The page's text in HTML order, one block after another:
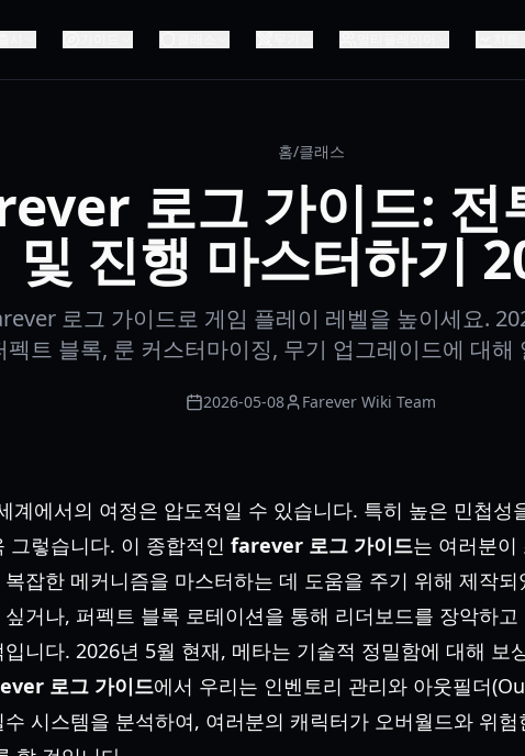
홈/클래스
로그 가이드: 전
및 진행 마스터하기
로그 가이드로 게임 플레이 레벨을 높이세요.
펙트 블록, 룬 커스터마이징, 무기 업그레이드에 대해
2026-05-08 Farever Wiki Team
계에서의 여정은 압도적일 수 있습니다. 특히 높은 민첩성
그렇습니다. 이 종합적인 farever 로그 가이드는 여러분이
잡한 메커니즘을 마스터하는 데 도움을 주기 위해 제작
거나, 퍼펙트 블록 로테이션을 통해 리더보드를 장악하
니다. 2026년 5월 현재, 메타는 기술적 정밀함에 대해 보
로그 가이드에서 우리는 인벤토리 관리와 아웃필더
시스템을 분석하여, 여러분의 캐릭터가 오버월드와 위